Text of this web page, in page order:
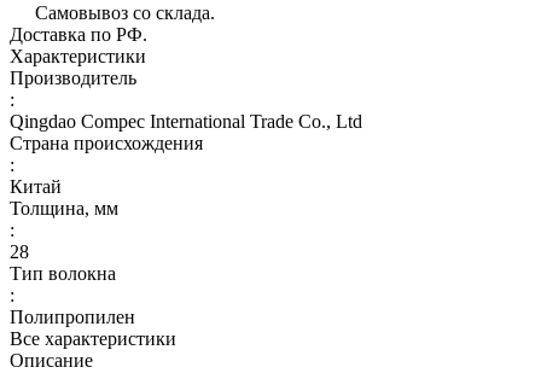
Самовывоз со склада.
Доставка по РФ.
Характеристики
Производитель
:
Qingdao Compec International Trade Co., Ltd
Страна происхождения
:
Китай
Толщина, мм
:
28
Тип волокна
:
Полипропилен
Все характеристики
Описание